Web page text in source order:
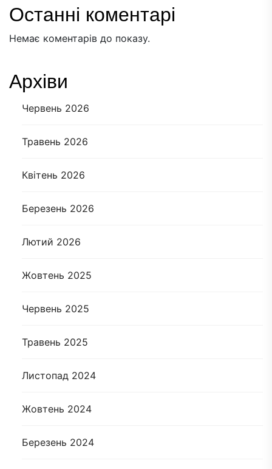
Останні коментарі
Немає коментарів до показу.
Архіви
Червень 2026
Травень 2026
Квітень 2026
Березень 2026
Лютий 2026
Жовтень 2025
Червень 2025
Травень 2025
Листопад 2024
Жовтень 2024
Березень 2024